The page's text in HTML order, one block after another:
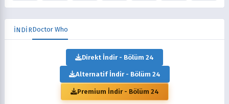
İNDİRDoctor Who
Direkt İndir - Bölüm 24
Alternatif İndir - Bölüm 24
Premium İndir - Bölüm 24